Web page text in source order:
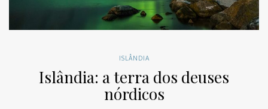
ISLÂNDIA
Islândia: a terra dos deuses
nórdicos